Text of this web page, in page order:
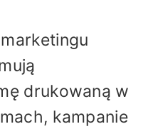
drukowaną w
kampanie